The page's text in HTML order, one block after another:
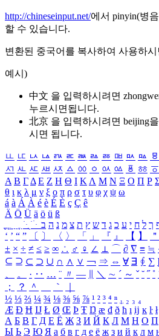
http://chineseinput.net/에서 pinyin(병
할 수 있습니다.
변환된 중국어를 복사하여 사용하
예시)
中文 을 입력하시려면
누르시면됩니다.
北京 을 입력하시려면 beijing
시면 됩니다.
ㅥ ㅦ ㅧ ㅨ ㅩ ㅪ ㅫ ㅬ ㅭ ㅮ ㅯ ㅰ ㅱ
ㅺ ㅻ ㅼ ㅽ ㅾ ㅿ ㆀ ㆁ ㆂ ㆃ ㆄ ㆅ ㆆ
Α Β ΓΔ Ε Ζ Η Θ Ι ΚΛ Μ Ν Ξ Ο Π Ρ
θ ι κ λ μ ν ξ ο π ρ σ τ υ φ χ ψ ω
á à Á À é è É È ç Ç ê
Ä Ö Ü ä ö ü ß
ִֶֹ ֻּ ׁׂ ך ל ח י ע כ ג ד ש ץ ת צ מ נ ה ב
‘ ’ “ ” 〔 〕 〈 〉 「 」 『 』 【 】 ＂
± × ÷ ≠ ≤ ≥ ∞ ∴ ♂ ♀ ∠ ⊥ ⌒ ∂ ∇ ≡ ≒
⊆ ⊇ ⊂ ⊃ ∪ ∩ ∧ ∨ ￢ ⇒ ⇔ ∀ ∃ ∮ ∑
、
。 · ‥ … ¨ 〃 ― ＼ ∼ ´ ～ ˇ ˘ ˝ ˚
；
？ ＾ ｀
½ ⅓ ⅔ ¼ ¾ ⅛ ⅜ ⅝ ⅞ ¹ ² ³ ⁴ ⁿ ₁ ₂ ₃ ₄
Æ Ð Ħ Ĳ Ł Ø Œ Þ Ŧ Ŋ æ đ ð ħ ı ĳ ĸ ŀ ł
А Б В Г Д Е Ё Ж З И Й К Л М Н О П
Ы Ь Э Ю Я а б в г д е ё ж з и й к л м